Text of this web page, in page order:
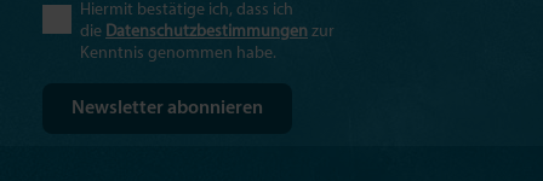
Hiermit bestätige ich, dass ich
die Datenschutzbestimmungen zur
Kenntnis genommen habe.